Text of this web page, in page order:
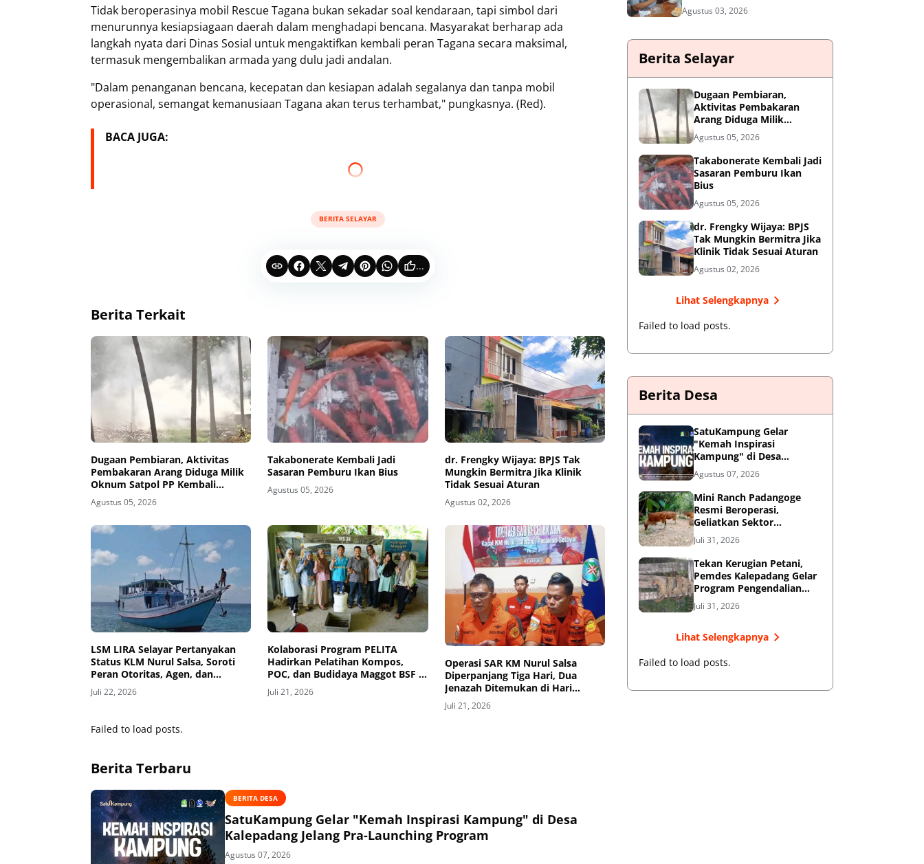
Tidak beroperasinya mobil Rescue Tagana bukan sekadar soal kendaraan, tapi simbol dari
menurunnya kesiapsiagaan daerah dalam menghadapi bencana. Masyarakat berharap ada
langkah nyata dari Dinas Sosial untuk mengaktifkan kembali peran Tagana secara maksimal,
termasuk mengembalikan armada yang dulu jadi andalan.
"Dalam penanganan bencana, kecepatan dan kesiapan adalah segalanya dan tanpa mobil
operasional, semangat kemanusiaan Tagana akan terus terhambat," pungkasnya. (Red).
BACA JUGA:
BERITA SELAYAR
...
Berita Terkait
Dugaan Pembiaran, Aktivitas
Pembakaran Arang Diduga Milik
Oknum Satpol PP Kembali
Beroperasi
Agustus 05, 2026
Takabonerate Kembali Jadi
Sasaran Pemburu Ikan Bius
Agustus 05, 2026
dr. Frengky Wijaya: BPJS Tak
Mungkin Bermitra Jika Klinik
Tidak Sesuai Aturan
Agustus 02, 2026
‎LSM LIRA Selayar Pertanyakan
Status KLM Nurul Salsa, Soroti
Peran Otoritas, Agen, dan
Nakhoda
Juli 22, 2026
Kolaborasi Program PELITA
Hadirkan Pelatihan Kompos,
POC, dan Budidaya Maggot BSF di
Selayar
Juli 21, 2026
Operasi SAR KM Nurul Salsa
Diperpanjang Tiga Hari, Dua
Jenazah Ditemukan di Hari
Ketujuh
Juli 21, 2026
Failed to load posts.
Berita Terbaru
BERITA DESA
SatuKampung Gelar "Kemah Inspirasi Kampung" di Desa
Kalepadang Jelang Pra-Launching Program
Agustus 07, 2026
Agustus 03, 2026
Berita Selayar
Dugaan Pembiaran,
Aktivitas Pembakaran
Arang Diduga Milik
Oknum Satpol PP Kembali
Beroperasi
Agustus 05, 2026
Takabonerate Kembali Jadi
Sasaran Pemburu Ikan
Bius
Agustus 05, 2026
dr. Frengky Wijaya: BPJS
Tak Mungkin Bermitra Jika
Klinik Tidak Sesuai Aturan
Agustus 02, 2026
Lihat Selengkapnya
Failed to load posts.
Berita Desa
SatuKampung Gelar
"Kemah Inspirasi
Kampung" di Desa
Kalepadang Jelang Pra-
Launching Program
Agustus 07, 2026
‎Mini Ranch Padangoge
Resmi Beroperasi,
Geliatkan Sektor
Peternakan Sapi di
Kepulauan Selayar ‎
Juli 31, 2026
Tekan Kerugian Petani,
Pemdes Kalepadang Gelar
Program Pengendalian
Hama Tupai
Juli 31, 2026
Lihat Selengkapnya
Failed to load posts.